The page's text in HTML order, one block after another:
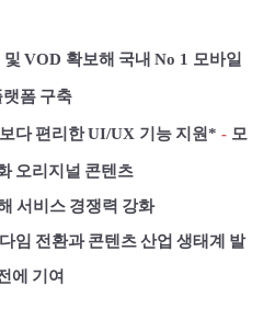
및 VOD 확보해 국내 No 1 모바일
랫폼 구축
보다 편리한UI/UX 기능 지원* - 모
오리지널 콘텐츠
서비스 경쟁력 강화
임 전환과 콘텐츠 산업 생태계
발
에
기여